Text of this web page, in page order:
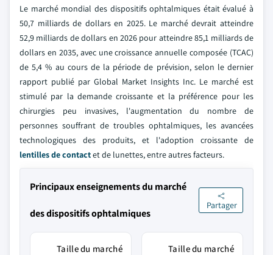
Le marché mondial des dispositifs ophtalmiques était évalué à
50,7 milliards de dollars en 2025. Le marché devrait atteindre
52,9 milliards de dollars en 2026 pour atteindre 85,1 milliards de
dollars en 2035, avec une croissance annuelle composée (TCAC)
de 5,4 % au cours de la période de prévision, selon le dernier
rapport publié par Global Market Insights Inc. Le marché est
stimulé par la demande croissante et la préférence pour les
chirurgies peu invasives, l'augmentation du nombre de
personnes souffrant de troubles ophtalmiques, les avancées
technologiques des produits, et l'adoption croissante de
lentilles de contactet de lunettes, entre autres facteurs.
Principaux enseignements du marché
des dispositifs ophtalmiques
Partager
Taille du marché
Taille du marché